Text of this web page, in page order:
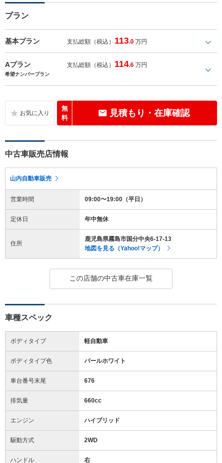
プラン
基本プラン 支払総額（税込） 113.0 万円
Aプラン 支払総額（税込） 114.6 万円
希望ナンバープラン
無
料
見積もり・在庫確認
中古車販売店情報
山内自動車販売
営業時間 09:00〜19:00（平日）
定休日 年中無休
住所
鹿児島県霧島市国分中央6-17-13
地図を見る（Yahoo!マップ）
この店舗の中古車在庫一覧
車種スペック
ボディタイプ 軽自動車
ボディタイプ色 パールホワイト
車台番号末尾 676
排気量 660cc
エンジン ハイブリッド
駆動方式 2WD
ハンドル 右